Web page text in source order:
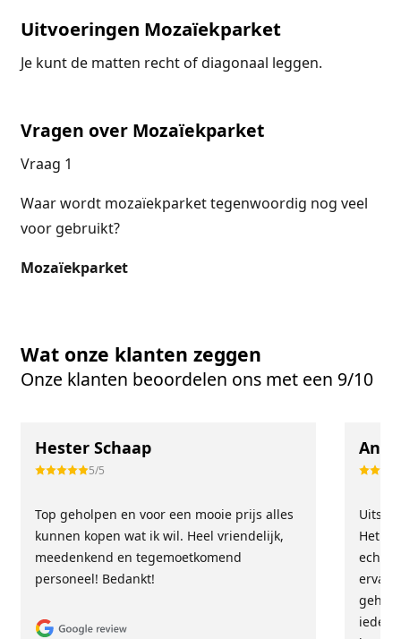
Uitvoeringen Mozaïekparket
Je kunt de matten recht of diagonaal leggen.
Vragen over Mozaïekparket
Vraag 1
Waar wordt mozaïekparket tegenwoordig nog veel
voor gebruikt?
Mozaïekparket
Wat onze klanten zeggen
Onze klanten beoordelen ons met een 9/10
Hester Schaap
5/5
Top geholpen en voor een mooie prijs alles
kunnen kopen wat ik wil. Heel vriendelijk,
meedenkend en tegemoetkomend
personeel! Bedankt!
Het
echt